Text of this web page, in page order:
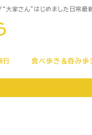
“大家さん”はじめました 日常最
行 食べ歩き＆呑み歩